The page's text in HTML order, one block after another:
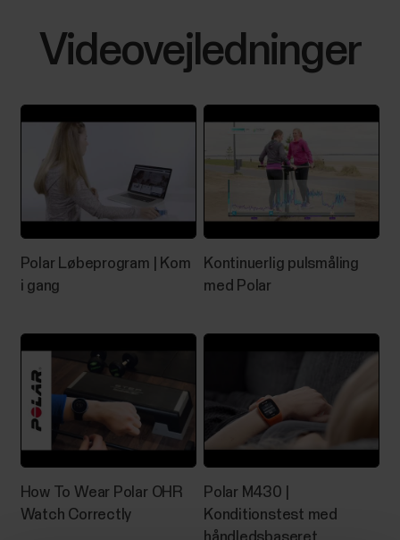
Videovejledninger
Polar Løbeprogram ‪| Kom
i gang‬‬‬
Kontinuerlig pulsmåling
med Polar
How To Wear Polar OHR
Watch Correctly
Polar M430 |
Konditionstest med